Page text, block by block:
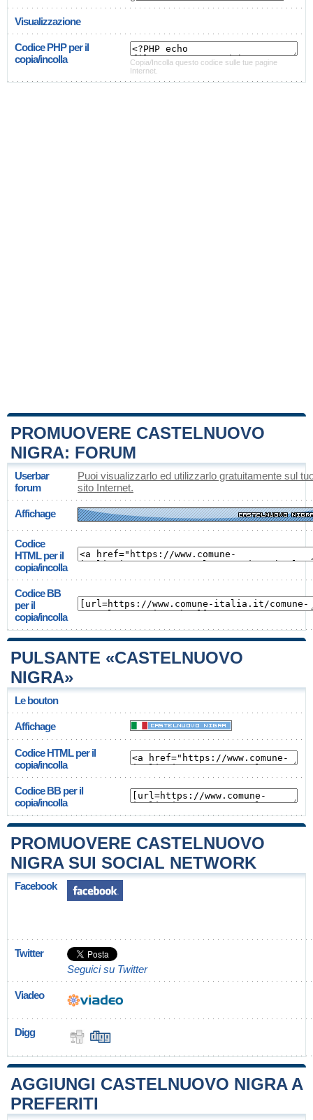
Visualizzazione
Codice PHP per il
copia/incolla
Copia/Incolla questo codice sulle tue pagine
Internet.
PROMUOVERE CASTELNUOVO
NIGRA: FORUM
Userbar
forum
Puoi visualizzarlo ed utilizzarlo gratuitamente sul
sito Internet.
Affichage
Codice
HTML per il
copia/incolla
Codice BB
per il
copia/incolla
PULSANTE «CASTELNUOVO
NIGRA»
Le bouton
Affichage
Codice HTML per il
copia/incolla
Codice BB per il
copia/incolla
PROMUOVERE CASTELNUOVO
NIGRA SUI SOCIAL NETWORK
Facebook
Twitter
Seguici su Twitter
Viadeo
Digg
AGGIUNGI CASTELNUOVO NIGRA A
PREFERITI